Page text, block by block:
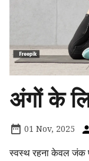
अंगों के
01 Nov, 2025
स्वस्थ रहना केवल जंक